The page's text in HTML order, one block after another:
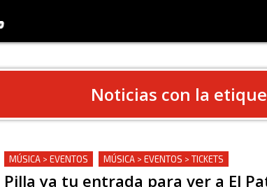
Noticias con la
MÚSICA > EVENTOS MÚSICA > EVENTOS > TICKETS
Pilla ya tu entrada para ver a El